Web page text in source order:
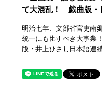
て大混乱！ 戯曲版・
明治七年、文部省官吏南
統一にも比すべき大事
版・井上ひさし日本語連続